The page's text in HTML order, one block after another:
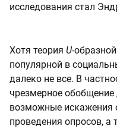
исследования стал
Хотя теория U-
популярной в
далеко не все. В
чрезмерное
возможные искажения
проведения опросов, а